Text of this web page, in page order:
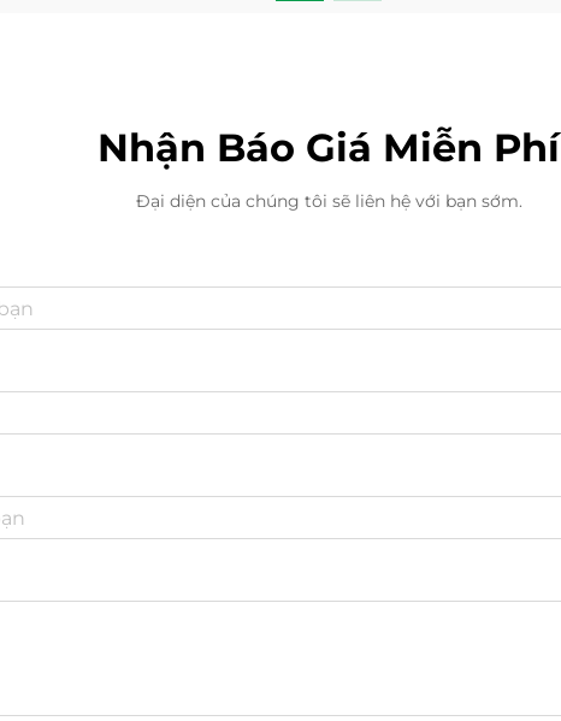
Nhận Báo Giá Miễn Phí
Đại diện của chúng tôi sẽ liên hệ với bạn sớm.